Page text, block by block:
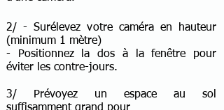
2/ - Surélevez votre caméra en hauteur
(minimum 1 mètre)
- Positionnez la dos à la fenêtre pour
éviter les contre-jours.
3/ Prévoyez un espace au sol